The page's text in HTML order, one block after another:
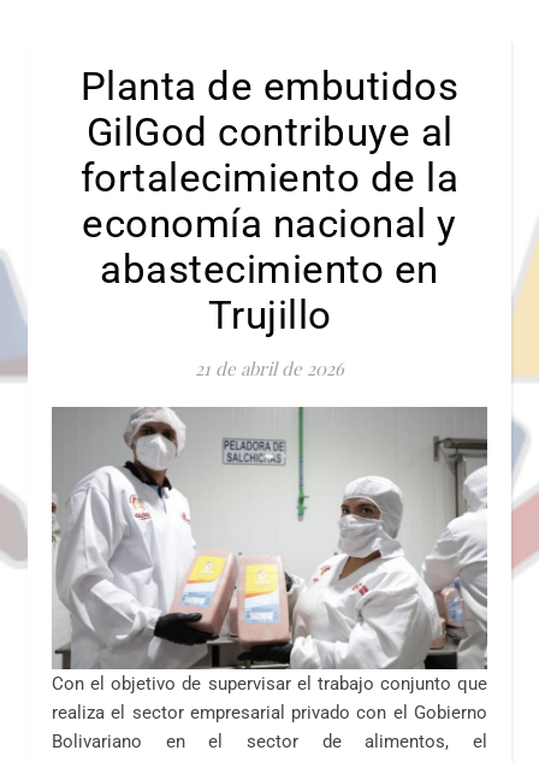
Planta de embutidos
GilGod contribuye al
fortalecimiento de la
economía nacional y
abastecimiento en
Trujillo
21 de abril de 2026
Con el objetivo de supervisar el trabajo conjunto que
realiza el sector empresarial privado con el Gobierno
Bolivariano en el sector de alimentos, el